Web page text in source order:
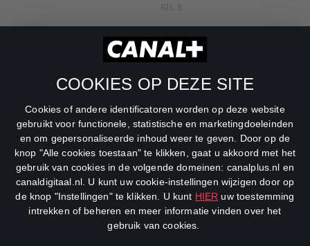
COOKIES OP DEZE SITE
Cookies of andere identificatoren worden op deze website
gebruikt voor functionele, statistische en marketingdoeleinden
en om gepersonaliseerde inhoud weer te geven. Door op de
knop "Alle cookies toestaan" te klikken, gaat u akkoord met het
gebruik van cookies in de volgende domeinen: canalplus.nl en
canaldigitaal.nl. U kunt uw cookie-instellingen wijzigen door op
de knop "Instellingen" te klikken. U kunt HIER uw toestemming
intrekken of beheren en meer informatie vinden over het
gebruik van cookies.
RTL 8
RTL Z
SBS6
Veronica
DreamWorks Channel